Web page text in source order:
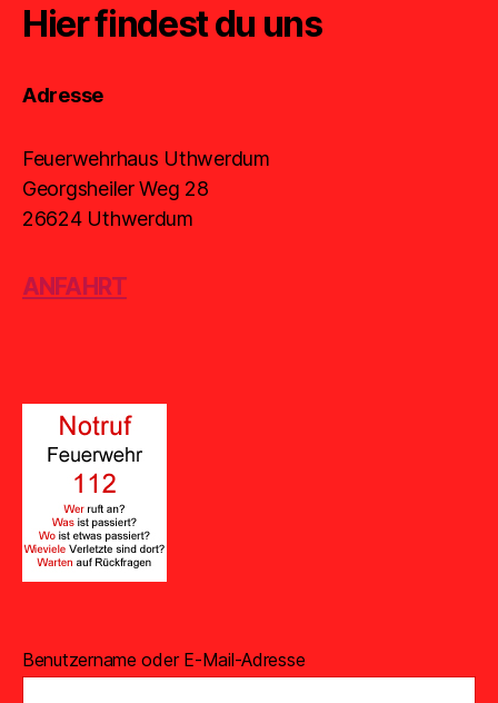
Hier findest du uns
Adresse
Feuerwehrhaus Uthwerdum
Georgsheiler Weg 28
26624 Uthwerdum
ANFAHRT
Benutzername oder E-Mail-Adresse